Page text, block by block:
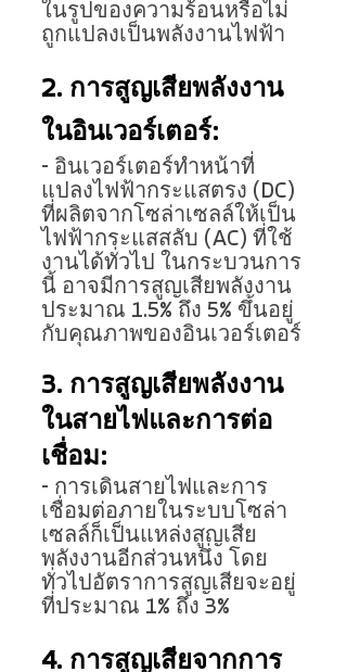
ในรูปของความร้อนหรือไม่
ถูกแปลงเป็นพลังงานไฟฟ้า
2. การสูญเสียพลังงาน
ในอินเวอร์เตอร์:
- อินเวอร์เตอร์ทำหน้าที่
แปลงไฟฟ้ากระแสตรง (DC)
ที่ผลิตจากโซล่าเซลล์ให้เป็น
ไฟฟ้ากระแสสลับ (AC) ที่ใช้
งานได้ทั่วไป ในกระบวนการ
นี้ อาจมีการสูญเสียพลังงาน
ประมาณ 1.5% ถึง 5% ขึ้นอยู่
กับคุณภาพของอินเวอร์เตอร์
3. การสูญเสียพลังงาน
ในสายไฟและการต่อ
เชื่อม:
- การเดินสายไฟและการ
เชื่อมต่อภายในระบบโซล่า
เซลล์ก็เป็นแหล่งสูญเสีย
พลังงานอีกส่วนหนึ่ง โดย
ทั่วไปอัตราการสูญเสียจะอยู่
ที่ประมาณ 1% ถึง 3%
4. การสูญเสียจากการ